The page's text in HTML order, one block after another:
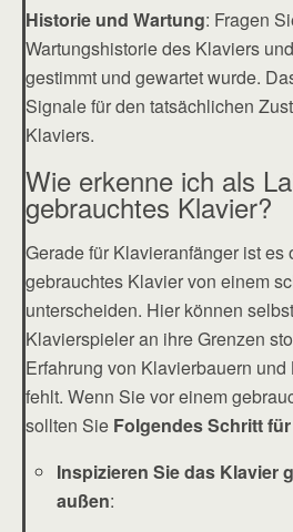
Historie und Wartung: Fragen
Wartungshistorie des Klaviers
gestimmt und gewartet wurde.
Signale für den tatsächlichen
Klaviers.
Wie erkenne ich als
gebrauchtes Klavier?
Gerade für Klavieranfänger ist es
gebrauchtes Klavier von einem
unterscheiden. Hier können
Klavierspieler an ihre Grenzen
Erfahrung von Klavierbauern
fehlt. Wenn Sie vor einem
sollten Sie Folgendes Schritt
Inspizieren Sie das Klavier
außen: